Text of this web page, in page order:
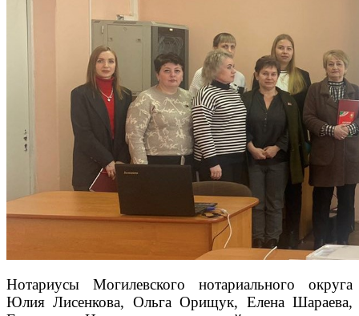
Нотариусы Могилевского нотариального округа
Юлия Лисенкова, Ольга Орищук, Елена Шараева,